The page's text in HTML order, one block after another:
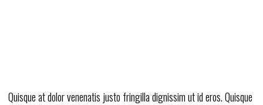
Quisque at dolor venenatis justo fringilla dignissim ut id eros. Quisque